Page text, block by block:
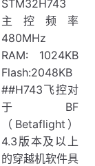
STM32H743
主控频率
480MHz
RAM: 1024KB
Flash:2048KB
##H743飞控对
于BF
（Betaflight）
4.3版本及以上
的穿越机软件具